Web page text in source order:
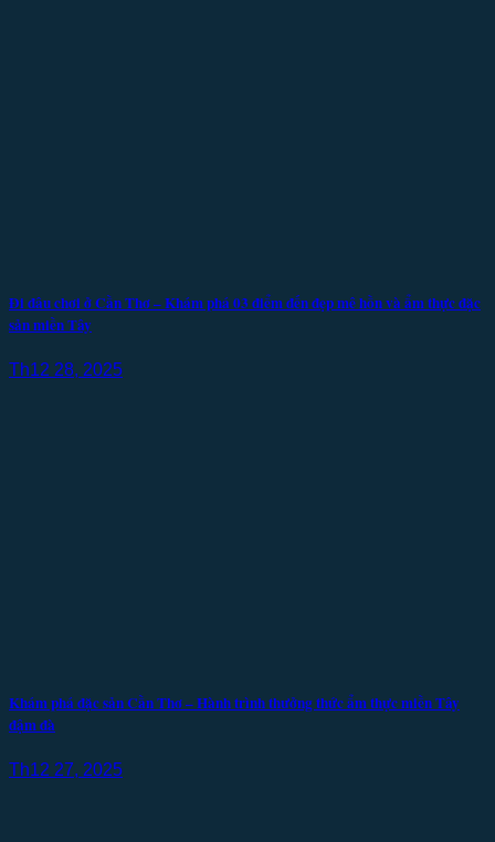
Đi đâu chơi ở Cần Thơ – Khám phá 03 điểm đến đẹp mê hồn và ẩm thực đặc
sản miền Tây
Th12 28, 2025
Khám phá đặc sản Cần Thơ – Hành trình thưởng thức ẩm thực miền Tây
đậm đà
Th12 27, 2025